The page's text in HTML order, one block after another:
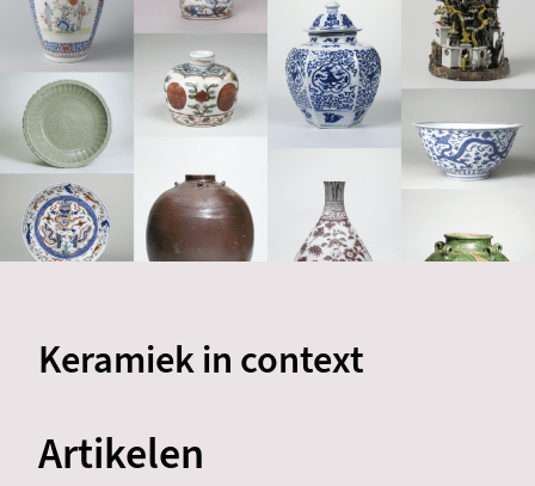
Keramiek in context
Artikelen